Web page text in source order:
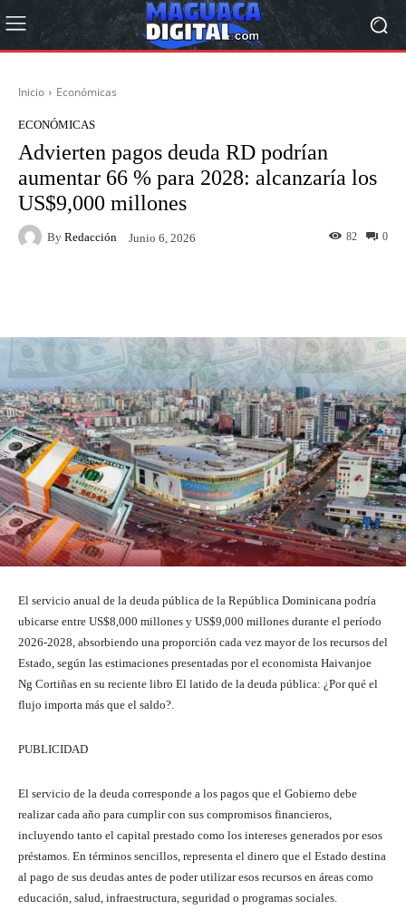
Inicio Económicas
ECONÓMICAS
Advierten pagos deuda RD podrían
aumentar 66 % para 2028: alcanzaría los
US$9,000 millones
By Redacción Junio 6, 2026 0
82
El servicio anual de la deuda pública de la República Dominicana podría
ubicarse entre US$8,000 millones y US$9,000 millones durante el período
2026-2028, absorbiendo una proporción cada vez mayor de los recursos del
Estado, según las estimaciones presentadas por el economista Haivanjoe
Ng Cortiñas en su reciente libro El latido de la deuda pública: ¿Por qué el
flujo importa más que el saldo?.
PUBLICIDAD
El servicio de la deuda corresponde a los pagos que el Gobierno debe
realizar cada año para cumplir con sus compromisos financieros,
incluyendo tanto el capital prestado como los intereses generados por esos
préstamos. En términos sencillos, representa el dinero que el Estado destina
al pago de sus deudas antes de poder utilizar esos recursos en áreas como
educación, salud, infraestructura, seguridad o programas sociales.